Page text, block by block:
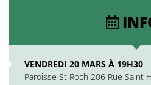
VENDREDI 20 MARS À 19H30
Paroisse St Roch 206 Rue Saint